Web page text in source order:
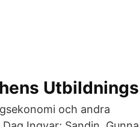
och andra